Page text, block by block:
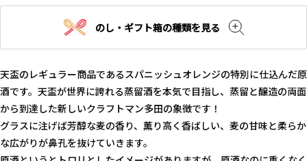
のし・ギフト箱の種類を見る
天盃のレギュラー商品であるスパニッシュオレンジの特別に仕込んだ原
酒です。天盃が世界に誇れる蒸留酒を本気で目指し、蒸留と醸造の両面
から到達した新しいクラフトマン多田の象徴です！
グラスに注げば芳醇な麦の香り、薫り高く香ばしい、麦の甘味と柔らか
な広がりが鼻孔を抜けていきます。